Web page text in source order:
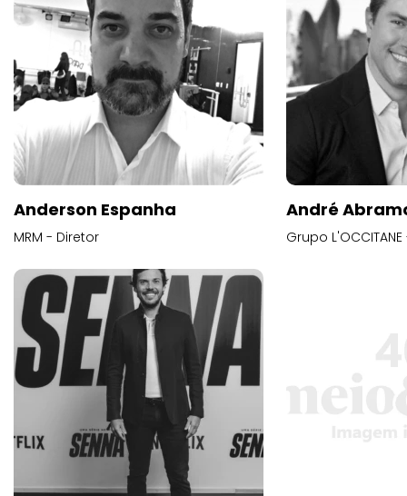
Anderson Espanha
MRM - Diretor
André
Grupo